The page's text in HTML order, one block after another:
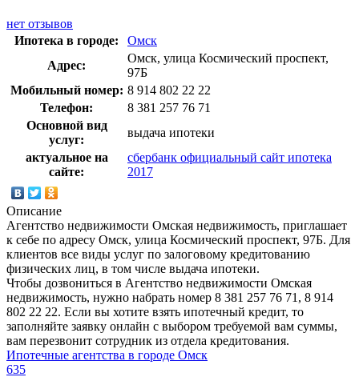
нет отзывов
Ипотека в городе:
Омск
Адрес:
Омск, улица Космический проспект,
97Б
Мобильный номер: 8 914 802 22 22
Телефон:
8 381 257 76 71
Основной вид
услуг:
выдача ипотеки
актуальное на
сайте:
сбербанк официальный сайт ипотека
2017
Описание
Агентство недвижимости Омская недвижимость, приглашает
к себе по адресу Омск, улица Космический проспект, 97Б. Для
клиентов все виды услуг по залоговому кредитованию
физических лиц, в том числе выдача ипотеки.
Чтобы дозвониться в Агентство недвижимости Омская
недвижимость, нужно набрать номер 8 381 257 76 71, 8 914
802 22 22. Если вы хотите взять ипотечный кредит, то
заполняйте заявку онлайн с выбором требуемой вам суммы,
вам перезвонит сотрудник из отдела кредитования.
Ипотечные агентства в городе Омск
635